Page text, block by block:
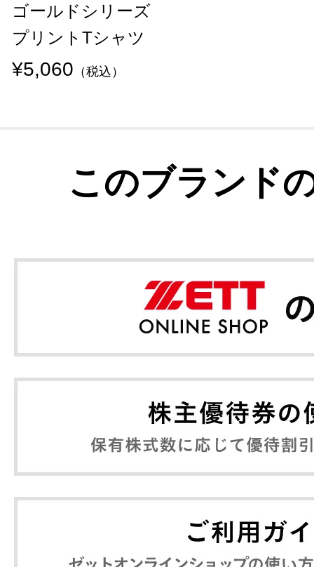
ゴールドシリーズ
プリントTシャツ
¥5,060 （税込）
このブランド